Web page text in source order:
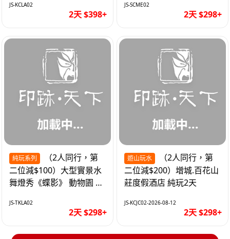
JS-KCLA02
2天 $398+
JS-SCME02
2天 $298+
純玩系列
二位減$100）大型實景水
舞燈秀《蝶影》 動物園 水
純玩2天
JS-TKLA02
2天 $298+
遊山玩水
二位減$200）增城.百花山
莊度假酒店 純玩2天
JS-KCJC02-2026-08-12
2天 $298+